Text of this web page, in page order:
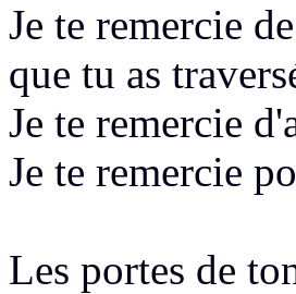
Je te remercie
que tu as
Je te remercie
Je te remercie
Les portes de